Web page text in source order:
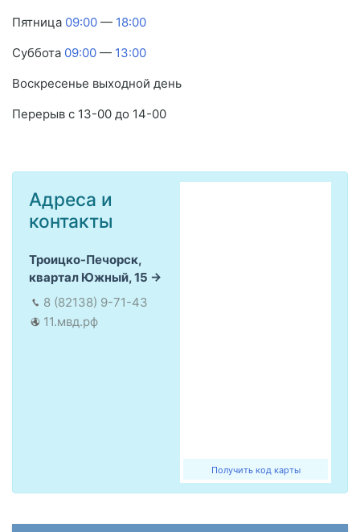
Пятница 09:00 — 18:00
Суббота 09:00 — 13:00
Воскресенье выходной день
Перерыв с 13-00 до 14-00
Получить код карты
Адреса и
контакты
Троицко-Печорск,
квартал Южный, 15
8 (82138) 9-71-43
11.мвд.рф